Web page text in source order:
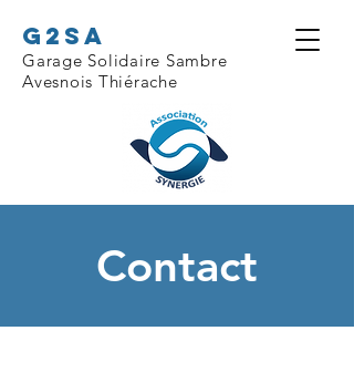
G2sa
Garage Solidaire Sambre
Avesnois Thiérache
Contact